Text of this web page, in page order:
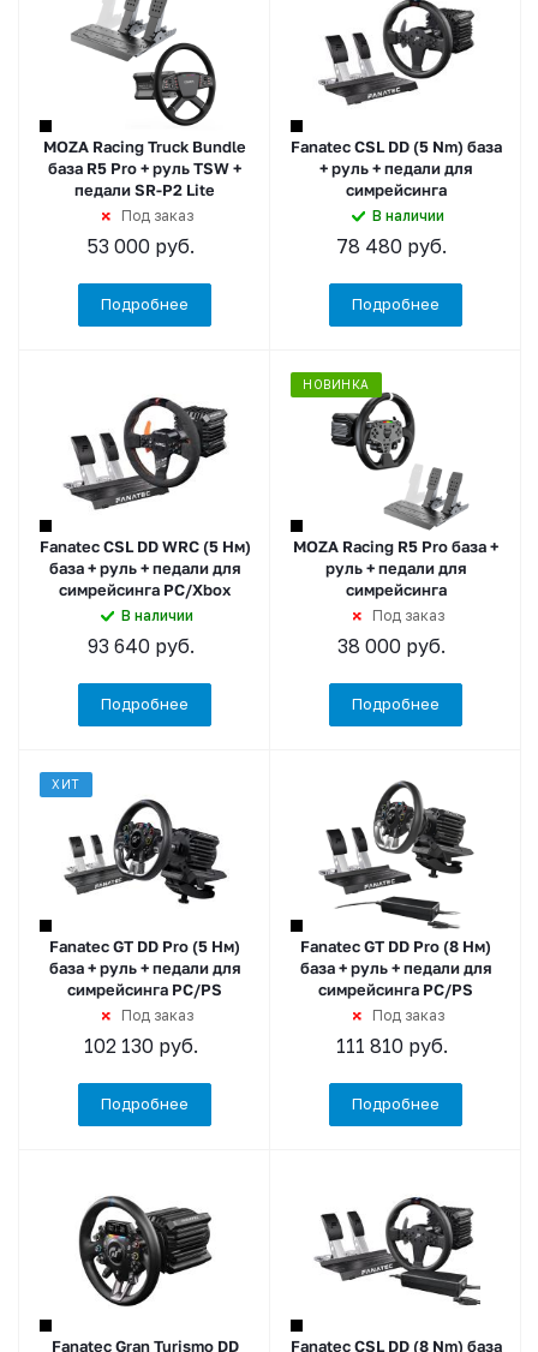
MOZA Racing Truck Bundle
база R5 Pro + руль TSW +
педали SR-P2 Lite
Под заказ
53 000 руб.
Подробнее
Fanatec CSL DD (5 Nm) база
+ руль + педали для
симрейсинга
В наличии
78 480 руб.
Подробнее
Fanatec CSL DD WRC (5 Нм)
база + руль + педали для
симрейсинга PC/Xbox
В наличии
93 640руб.
Подробнее
НОВИНКА
MOZA Racing R5 Pro база +
руль + педали для
симрейсинга
Под заказ
38 000 руб.
Подробнее
ХИТ
Fanatec GT DD Pro (5 Нм)
база + руль + педали для
симрейсинга PC/PS
Под заказ
102 130руб.
Подробнее
Fanatec GT DD Pro (8 Нм)
база + руль + педали для
симрейсинга PC/PS
Под заказ
111 810руб.
Подробнее
Fanatec Gran Turismo DD Fanatec CSL DD (8 Nm) база